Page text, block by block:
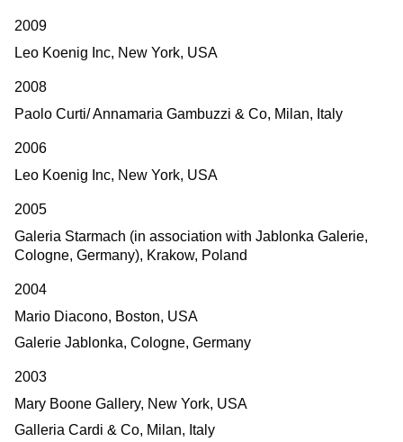
2009
Leo Koenig Inc, New York, USA
2008
Paolo Curti/ Annamaria Gambuzzi & Co, Milan, Italy
2006
Leo Koenig Inc, New York, USA
2005
Galeria Starmach (in association with Jablonka Galerie,
Cologne, Germany), Krakow, Poland
2004
Mario Diacono, Boston, USA
Galerie Jablonka, Cologne, Germany
2003
Mary Boone Gallery, New York, USA
Galleria Cardi & Co, Milan, Italy